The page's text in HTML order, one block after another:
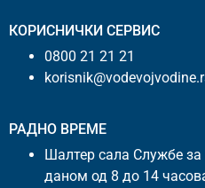
КОРИСНИЧКИ СЕРВИС
0800 21 21 21
РАДНО ВРЕМЕ
Шалтер сала Службе
даном од 8 до 14